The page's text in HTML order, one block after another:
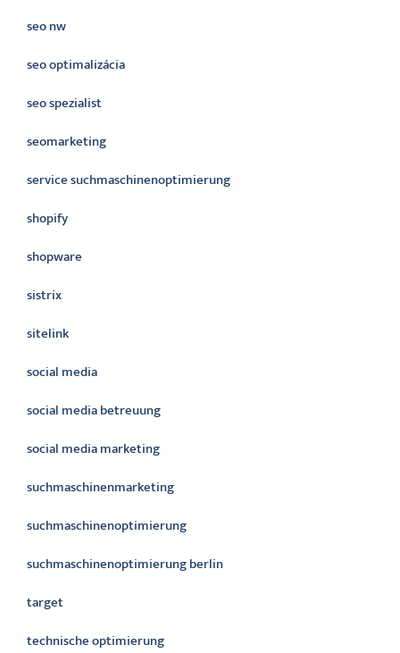
seo nw
seo optimalizácia
seo spezialist
seomarketing
service suchmaschinenoptimierung
shopify
shopware
sistrix
sitelink
social media
social media betreuung
social media marketing
suchmaschinenmarketing
suchmaschinenoptimierung
suchmaschinenoptimierung berlin
target
technische optimierung